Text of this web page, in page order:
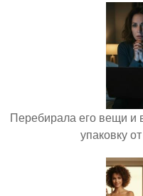
Перебирала его вещи и
упаковку